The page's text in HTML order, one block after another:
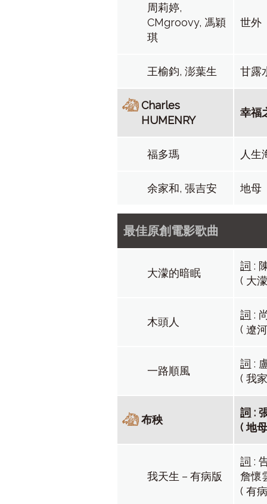
周莉婷,
CMgroovy, 馮穎
琪
世外
王榆鈞, 澎葉生 甘露
Charles
HUMENRY
幸福
福多瑪 人生
余家和, 張吉安 地母
最佳原創電影歌曲
大濛的暗眠
詞 :
( 大
木頭人
詞 :
( 遼
一路順風
詞 :
( 我
布秧
詞 :
( 地
我天生－有病版
詞 :
詹懷
( 有